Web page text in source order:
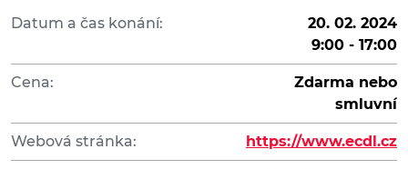
Datum a čas konání:
20. 02. 2024
9:00 - 17:00
Cena:
Zdarma nebo
smluvní
Webová stránka: https://www.ecdl.cz